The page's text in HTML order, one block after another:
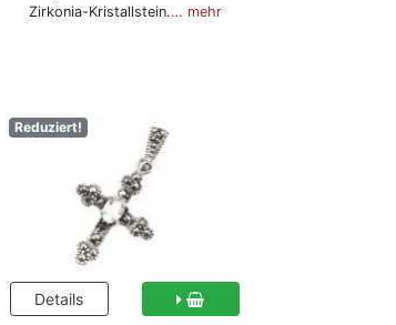
Zirkonia-Kristallstein.… mehr
Reduziert!